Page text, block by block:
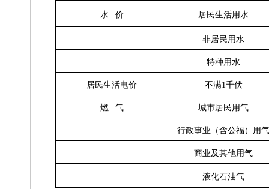
水 价 居民生活用水
非居民用水
特种用水
居民生活电价 不满1千伏
燃 气 城市居民用气
行政事业（含公福）用气
商业及其他用气
液化石油气